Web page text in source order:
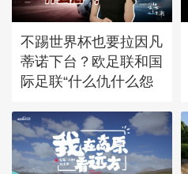
不踢世界杯也要拉因凡
蒂诺下台？欧足联和国
际足联“什么仇什么怨